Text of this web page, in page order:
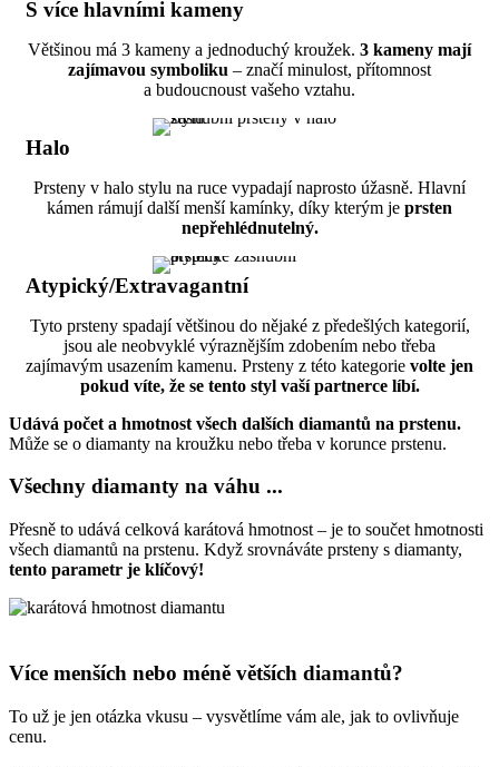
S více hlavními kameny
Většinou má 3 kameny a jednoduchý kroužek. 3 kameny mají
zajímavou symboliku – značí minulost, přítomnost
a budoucnoust vašeho vztahu.
Halo
Prsteny v halo stylu na ruce vypadají naprosto úžasně. Hlavní
kámen rámují další menší kamínky, díky kterým je prsten
nepřehlédnutelný.
Atypický/Extravagantní
Tyto prsteny spadají většinou do nějaké z předešlých kategorií,
jsou ale neobvyklé výraznějším zdobením nebo třeba
zajímavým usazením kamenu. Prsteny z této kategorie volte jen
pokud víte, že se tento styl vaší partnerce líbí.
Udává počet a hmotnost všech dalších diamantů na prstenu.
Může se o diamanty na kroužku nebo třeba v korunce prstenu.
Všechny diamanty na váhu ...
Přesně to udává celková karátová hmotnost – je to součet hmotnosti
všech diamantů na prstenu. Když srovnáváte prsteny s diamanty,
tento parametr je klíčový!
Více menších nebo méně větších diamantů?
To už je jen otázka vkusu – vysvětlíme vám ale, jak to ovlivňuje
cenu.